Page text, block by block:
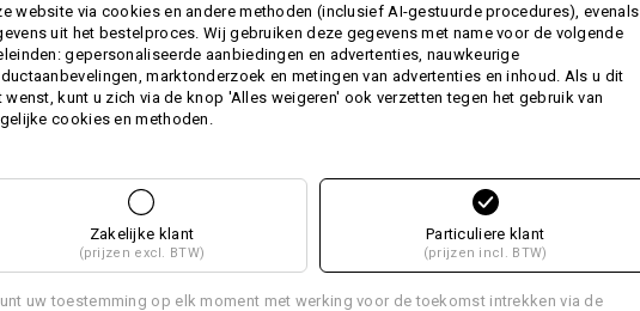
Personalisatie:
Zelf vormgeven
12 12
website via cookies en andere methoden (inclusief AI-gestuurde procedures), evenals
uit het bestelproces. Wij gebruiken deze gegevens met name voor de volgende
gepersonaliseerde aanbiedingen en advertenties, nauwkeurige
marktonderzoek en metingen van advertenties en inhoud. Als u dit
wenst, kunt u zich via de knop 'Alles weigeren' ook verzetten tegen het gebruik van
cookies en methoden.
Zakelijke klant
(prijzen excl. BTW)
Particuliere klant
(prijzen incl. BTW)
uw toestemming op elk moment met werking voor de toekomst intrekken via de